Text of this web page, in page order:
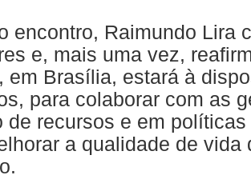
encontro, Raimundo Lira
e, mais uma vez,
em Brasília, estará à
para colaborar com as
de recursos e em
a qualidade de vida